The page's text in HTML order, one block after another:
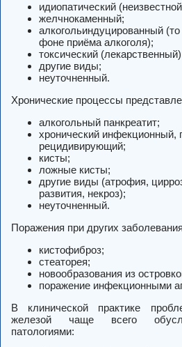
идиопатический
желчнокаменный;
алкогольиндуцированный
фоне приёма алкоголя);
токсический
другие виды;
неуточненный.
Хронические процессы
алкогольный панкреатит;
хронический инфекционный,
рецидивирующий;
кисты;
ложные кисты;
другие виды (атрофия,
развития, некроз);
неуточненный.
Поражения при других
кистофиброз;
стеаторея;
новообразования из
поражение инфекционными
В клинической практике
железой чаще всего
патологиями: